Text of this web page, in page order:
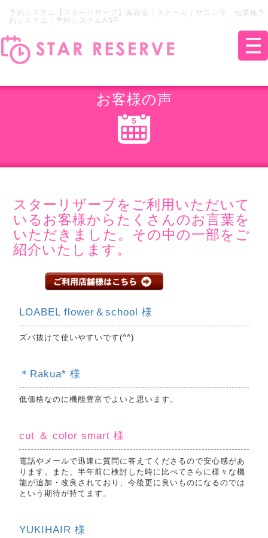
予約システム【スターリザーブ】美容室｜スクール｜サロン等、他業種予
約システム｜予約システムASP
お客様の声
スターリザーブをご利用いただいて
いるお客様からたくさんのお言葉を
いただきました。その中の一部をご
紹介いたします。
LOABEL flower＆school 様
ズバ抜けて使いやすいです(^^)
＊Rakua* 様
低価格なのに機能豊富でよいと思います。
cut ＆ color smart 様
電話やメールで迅速に質問に答えてくださるので安心感があ
ります。また、半年前に検討した時に比べてさらに様々な機
能が追加・改良されており、今後更に良いものになるのでは
という期待が持てます。
YUKIHAIR 様